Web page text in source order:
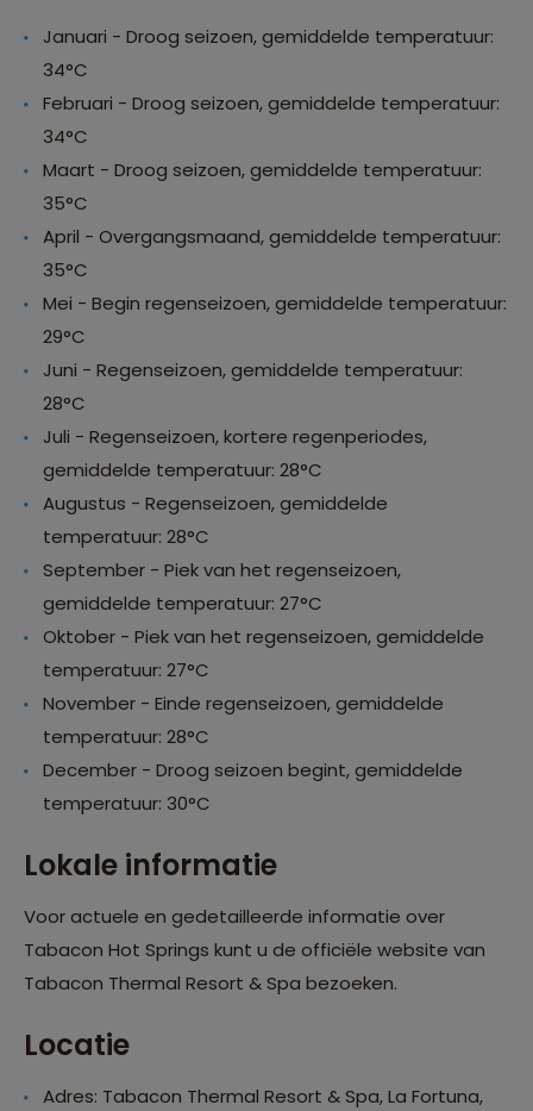
Januari - Droog seizoen, gemiddelde temperatuur:
34°C
Februari - Droog seizoen, gemiddelde temperatuur:
34°C
Maart - Droog seizoen, gemiddelde temperatuur:
35°C
April - Overgangsmaand, gemiddelde temperatuur:
35°C
Mei - Begin regenseizoen, gemiddelde temperatuur:
29°C
Juni - Regenseizoen, gemiddelde temperatuur:
28°C
Juli - Regenseizoen, kortere regenperiodes,
gemiddelde temperatuur: 28°C
Augustus - Regenseizoen, gemiddelde
temperatuur: 28°C
September - Piek van het regenseizoen,
gemiddelde temperatuur: 27°C
Oktober - Piek van het regenseizoen, gemiddelde
temperatuur: 27°C
November - Einde regenseizoen, gemiddelde
temperatuur: 28°C
December - Droog seizoen begint, gemiddelde
temperatuur: 30°C
Lokale informatie
Voor actuele en gedetailleerde informatie over
Tabacon Hot Springs kunt u de officiële website van
Tabacon Thermal Resort & Spa bezoeken.
Locatie
Adres: Tabacon Thermal Resort & Spa, La Fortuna,